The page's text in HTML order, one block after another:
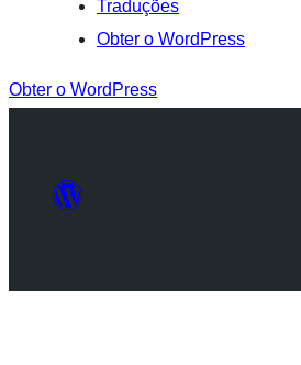
Traduções
Obter o WordPress
Obter o WordPress